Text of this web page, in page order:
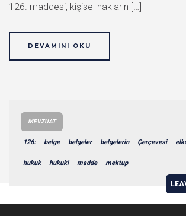
126. maddesi, kişisel hakların […]
DEVAMINI OKU
MEVZUAT
126: belge belgeler belgelerin Çerçevesi
hukuk hukuki madde mektup